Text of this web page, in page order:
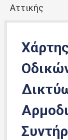
Αττικής
Χάρτης